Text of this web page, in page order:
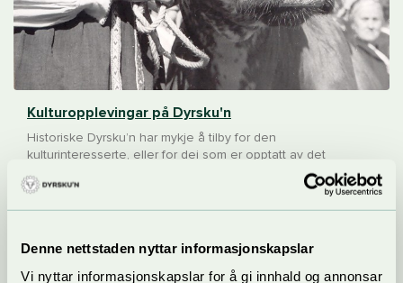
Denne nettstaden nyttar informasjonskapslar
Vi nyttar informasjonskapslar for å gi innhald og annonsar
Kulturopplevingar på Dyrsku'n
Historiske Dyrsku’n har mykje å tilby for den
kulturinteresserte, eller for dei som er opptatt av det